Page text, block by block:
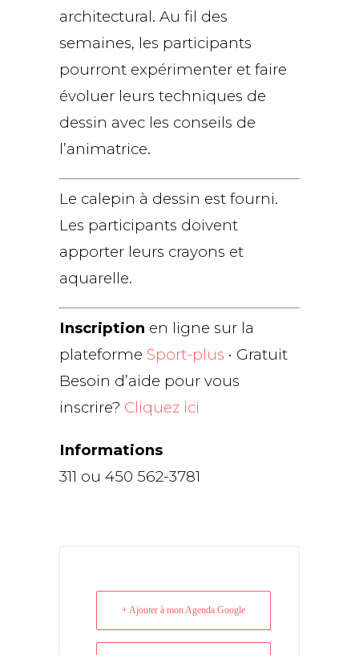
architectural. Au fil des
semaines, les participants
pourront expérimenter et faire
évoluer leurs techniques de
dessin avec les conseils de
l’animatrice.
Le calepin à dessin est fourni.
Les participants doivent
apporter leurs crayons et
aquarelle.
Inscription en ligne sur la
plateforme Sport-plus • Gratuit
Besoin d’aide pour vous
inscrire? Cliquez ici
Informations
311 ou 450 562-3781
+ Ajouter à mon Agenda Google